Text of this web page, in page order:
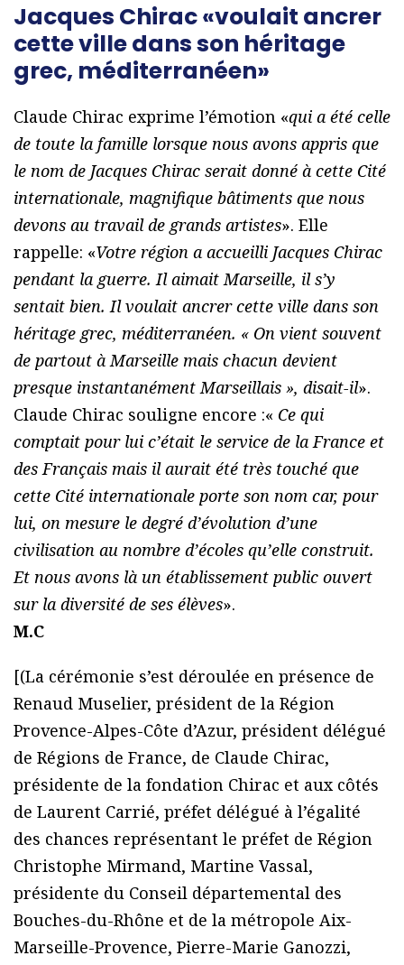
Jacques Chirac «voulait ancrer
cette ville dans son héritage
grec, méditerranéen»
Claude Chirac exprime l’émotion «qui a été celle
de toute la famille lorsque nous avons appris que
le nom de Jacques Chirac serait donné à cette Cité
internationale, magnifique bâtiments que nous
devons au travail de grands artistes». Elle
rappelle: «Votre région a accueilli Jacques Chirac
pendant la guerre. Il aimait Marseille, il s’y
sentait bien. Il voulait ancrer cette ville dans son
héritage grec, méditerranéen. « On vient souvent
de partout à Marseille mais chacun devient
presque instantanément Marseillais », disait-il».
Claude Chirac souligne encore :« Ce qui
comptait pour lui c’était le service de la France et
des Français mais il aurait été très touché que
cette Cité internationale porte son nom car, pour
lui, on mesure le degré d’évolution d’une
civilisation au nombre d’écoles qu’elle construit.
Et nous avons là un établissement public ouvert
sur la diversité de ses élèves».
M.C
[(La cérémonie s’est déroulée en présence de
Renaud Muselier, président de la Région
Provence-Alpes-Côte d’Azur, président délégué
de Régions de France, de Claude Chirac,
présidente de la fondation Chirac et aux côtés
de Laurent Carrié, préfet délégué à l’égalité
des chances représentant le préfet de Région
Christophe Mirmand, Martine Vassal,
présidente du Conseil départemental des
Bouches-du-Rhône et de la métropole Aix-
Marseille-Provence, Pierre-Marie Ganozzi,